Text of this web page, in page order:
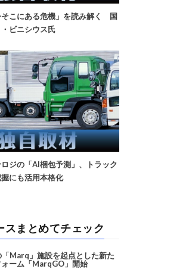
そこにある危機」を読み解く 国
ビニシウス氏
ロジの「AI梱包予測」、トラック
にも活用本格化
スまとめてチェック
Marq」施設を起点とした新た
ーム「MarqGO」開始